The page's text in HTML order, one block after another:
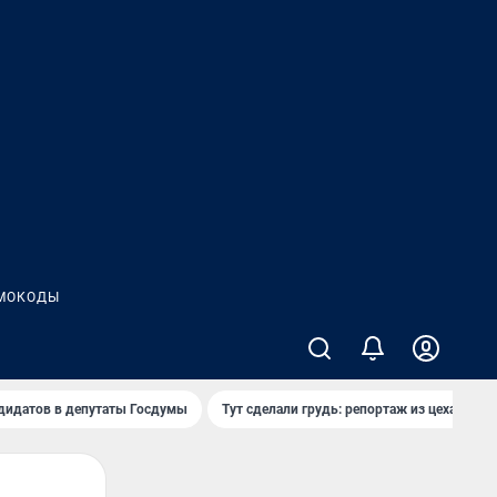
в депутаты Госдумы Тут сделали грудь: репортаж из цеха